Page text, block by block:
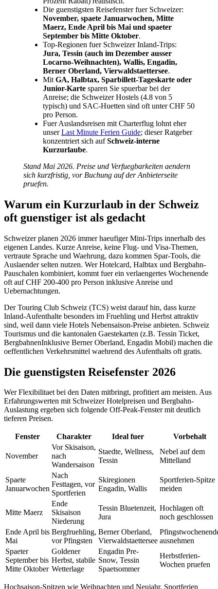
Die guenstigsten Reisefenster fuer Schweizer:
November, spaete Januarwochen, Mitte
Maerz, Ende April bis Mai und spaeter
September bis Mitte Oktober.
Top-Regionen fuer Schweizer Inland-Trips:
Jura, Tessin (auch im Dezember ausser
Locarno-Weihnachten), Wallis, Engadin,
Berner Oberland, Vierwaldstaettersee.
Mit GA, Halbtax, Sparbillett-Tageskarte oder
Junior-Karte sparen Sie spuerbar bei der
Anreise; die Schweizer Hostels (4.8 von 5
typisch) und SAC-Huetten sind oft unter CHF 50
pro Person.
Fuer Auslandsreisen mit Charterflug lohnt eher
unserLast Minute Ferien Guide; dieser Ratgeber
konzentriert sich aufSchweiz-interne
Kurzurlaube.
Stand Mai 2026. Preise und Verfuegbarkeiten aendern
sich kurzfristig, vor Buchung auf der Anbieterseite
pruefen.
Warum ein Kurzurlaub in der Schweiz
oft guenstiger ist als gedacht
Schweizer planen 2026 immer haeufiger Mini-Trips innerhalb des
eigenen Landes. Kurze Anreise, keine Flug- und Visa-Themen,
vertraute Sprache und Waehrung, dazu kommen Spar-Tools, die
Auslaender selten nutzen. Wer Hotelcard, Halbtax und Bergbahn-
Pauschalen kombiniert, kommt fuer ein verlaengertes Wochenende
oft auf CHF 200-400 pro Person inklusive Anreise und
Uebernachtungen.
Der Touring Club Schweiz (TCS) weist darauf hin, dass kurze
Inland-Aufenthalte besonders im Fruehling und Herbst attraktiv
sind, weil dann viele Hotels Nebensaison-Preise anbieten. Schweiz
Tourismus und die kantonalen Gaestekarten (z.B. Tessin Ticket,
BergbahnenInklusive Berner Oberland, Engadin Mobil) machen die
oeffentlichen Verkehrsmittel waehrend des Aufenthalts oft gratis.
Die guenstigsten Reisefenster 2026
Wer Flexibilitaet bei den Daten mitbringt, profitiert am meisten. Aus
Erfahrungswerten mit Schweizer Hotelpreisen und Bergbahn-
Auslastung ergeben sich folgende Off-Peak-Fenster mit deutlich
tieferen Preisen.
Fenster Charakter Ideal fuer Vorbehalt
November
Vor Skisaison,
nach
Wandersaison
Staedte, Wellness,
Tessin
Nebel auf dem
Mittelland
Spaete
Januarwochen
Nach
Festtagen, vor
Sportferien
Skiregionen
Engadin, Wallis
Sportferien-Spitze
meiden
Mitte Maerz
Ende
Skisaison
Niederung
Tessin Bluetenzeit,
Jura
Hochlagen oft
noch geschlossen
Ende April bis
Mai
Bergfruehling,
vor Pfingsten
Berner Oberland,
Vierwaldstaettersee ausnehmen
Spaeter
September bis
Mitte Oktober
Goldener
Herbst, stabile
Wetterlage
Engadin Pre-
Snow, Tessin
Spaetsommer
Herbstferien-
Wochen pruefen
Hochsaison-Spitzen wie Weihnachten und Neujahr, Sportferien